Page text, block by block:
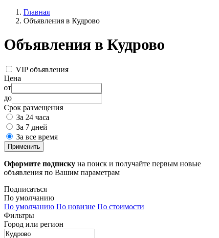
Главная
Объявления в Кудрово
Объявления в Кудрово
VIP объявления
Цена
от
до
Срок размещения
За 24 часа
За 7 дней
За все время
Применить
Оформите подписку на поиск и получайте первым новые
объявления по Вашим параметрам
Подписаться
По умолчанию
По умолчанию По новизне По стоимости
Фильтры
Город или регион